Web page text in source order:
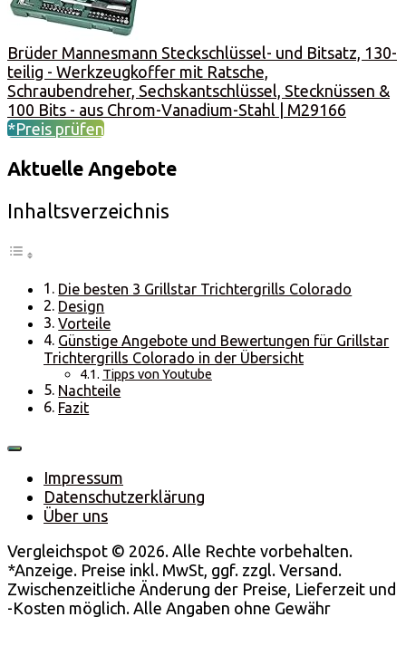
Brüder Mannesmann Steckschlüssel- und Bitsatz, 130-
teilig - Werkzeugkoffer mit Ratsche,
Schraubendreher, Sechskantschlüssel, Stecknüssen &
100 Bits - aus Chrom-Vanadium-Stahl | M29166
*Preis prüfen
Aktuelle Angebote
Inhaltsverzeichnis
Die besten 3 Grillstar Trichtergrills Colorado
Design
Vorteile
Günstige Angebote und Bewertungen für Grillstar
Trichtergrills Colorado in der Übersicht
Tipps von Youtube
Nachteile
Fazit
Impressum
Datenschutzerklärung
Über uns
Vergleichspot © 2026. Alle Rechte vorbehalten.
*Anzeige. Preise inkl. MwSt, ggf. zzgl. Versand.
Zwischenzeitliche Änderung der Preise, Lieferzeit und
-Kosten möglich. Alle Angaben ohne Gewähr